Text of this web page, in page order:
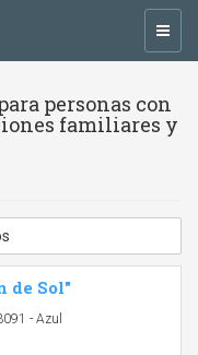
personas con
familiares y
de Sol"
- Azul